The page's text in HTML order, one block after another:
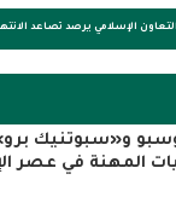
لإنتاج محتوى إعلامي عن
الإسلامي يرصد تصاعد
و«سبوتنيك
المهنة في عصر